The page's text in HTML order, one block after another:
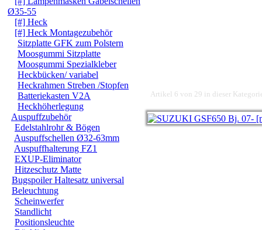
Ø35-55
[#] Heck
[#] Heck Montagezubehör
Sitzplatte GFK zum Polstern
Moosgummi Sitzplatte
Moosgummi Spezialkleber
Heckbücken/ variabel
Heckrahmen Streben /Stopfen
Batteriekasten V2A
Heckhöherlegung
Auspuffzubehör
Edelstahlrohr & Bögen
Auspuffschellen Ø32-63mm
Auspuffhalterung FZ1
EXUP-Eliminator
Hitzeschutz Matte
Bugspoiler Haltesatz universal
Beleuchtung
Scheinwerfer
Standlicht
Positionsleuchte
Artikel 6 von 29 in dieser